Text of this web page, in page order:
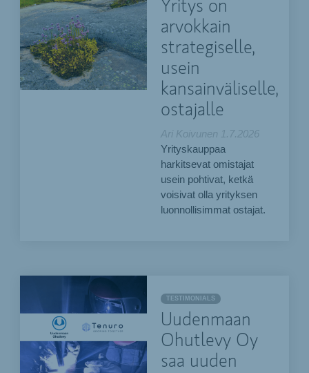
Yritys on
arvokkain
strategiselle,
usein
kansainväliselle,
ostajalle
Ari Koivunen
1.7.2026
Yrityskauppaa
harkitsevat omistajat
usein pohtivat, ketkä
voisivat olla yrityksen
luonnollisimmat ostajat.
TESTIMONIALS
Uudenmaan
Ohutlevy Oy
saa uuden